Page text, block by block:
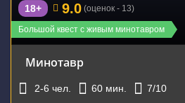
Большой квест с живым минотавром
18+ 9.0 (оценок - 13)
Минотавр
2-6 чел. 60 мин. 7/10